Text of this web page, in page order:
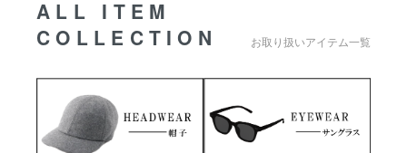
ALL ITEM
COLLECTION
お取り扱いアイテム一覧